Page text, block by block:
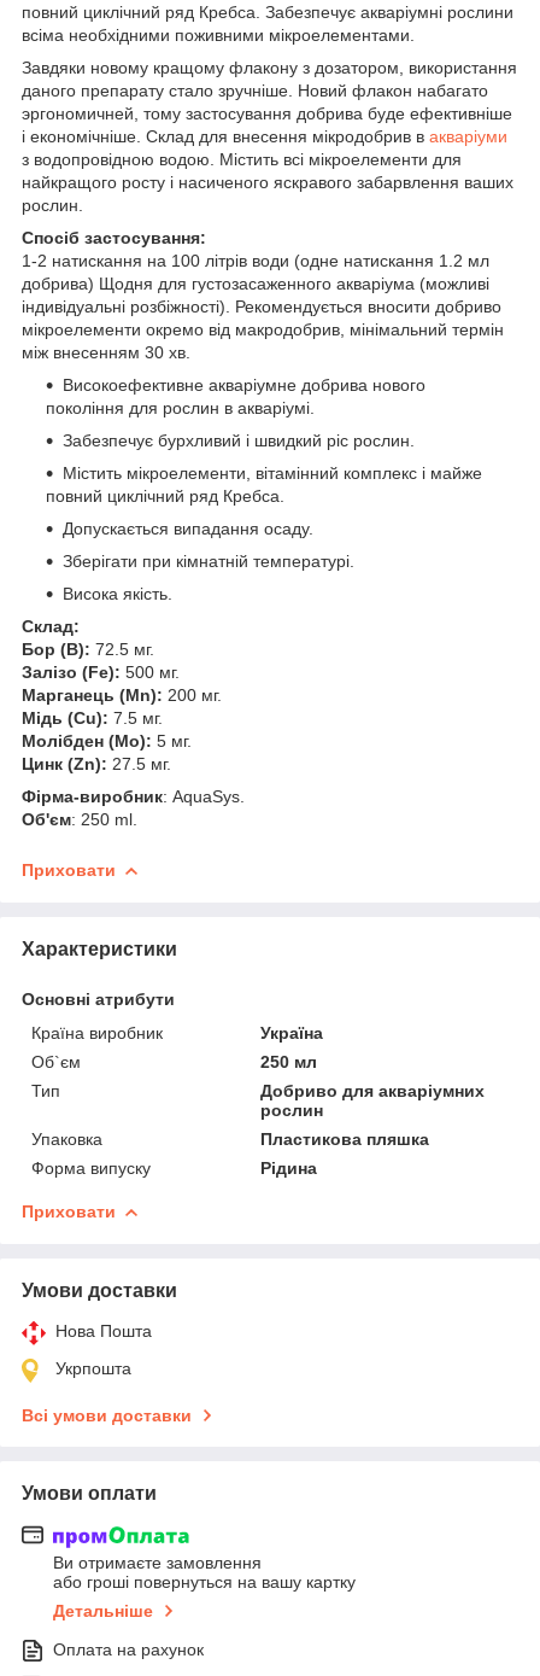
повний циклічний ряд Кребса. Забезпечує акваріумні рослини
всіма необхідними поживними мікроелементами.
Завдяки новому кращому флакону з дозатором, використання
даного препарату стало зручніше. Новий флакон набагато
эргономичней, тому застосування добрива буде ефективніше
і економічніше. Склад для внесення мікродобрив в акваріуми
з водопровідною водою. Містить всі мікроелементи для
найкращого росту і насиченого яскравого забарвлення ваших
рослин.
Спосіб застосування:
1-2 натискання на 100 літрів води (одне натискання 1.2 мл
добрива) Щодня для густозасаженного акваріума (можливі
індивідуальні розбіжності). Рекомендується вносити добриво
мікроелементи окремо від макродобрив, мінімальний термін
між внесенням 30 хв.
Високоефективне акваріумне добрива нового
покоління для рослин в акваріумі.
Забезпечує бурхливий і швидкий ріс рослин.
Містить мікроелементи, вітамінний комплекс і майже
повний циклічний ряд Кребса.
Допускається випадання осаду.
Зберігати при кімнатній температурі.
Висока якість.
Склад:
Бор (B): 72.5 мг.
Залізо (Fe): 500 мг.
Марганець (Mn): 200 мг.
Мідь (Cu): 7.5 мг.
Молібден (Mo): 5 мг.
Цинк (Zn): 27.5 мг.
Фірма-виробник: AquaSys.
Об'єм: 250 ml.
Приховати
Характеристики
Основні атрибути
Країна виробник
Україна
Об`єм
250 мл
Тип
Добриво для акваріумних
рослин
Упаковка
Пластикова пляшка
Форма випуску
Рідина
Приховати
Умови доставки
Нова Пошта
Укрпошта
Всі умови доставки
Умови оплати
Ви отримаєте замовлення
або гроші повернуться на вашу картку
Детальніше
Оплата на рахунок